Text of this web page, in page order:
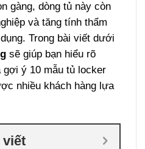
gàng, dòng tủ này còn
và tăng tính thẩm
Trong bài viết dưới
sẽ giúp bạn hiểu rõ
gợi ý 10 mẫu tủ locker
nhiều khách hàng lựa
viết